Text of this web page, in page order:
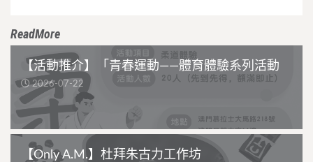
ReadMore
【活動推介】「青春運動——體育體驗系列活動
2026-07-22
【Only A.M.】杜拜朱古力工作坊